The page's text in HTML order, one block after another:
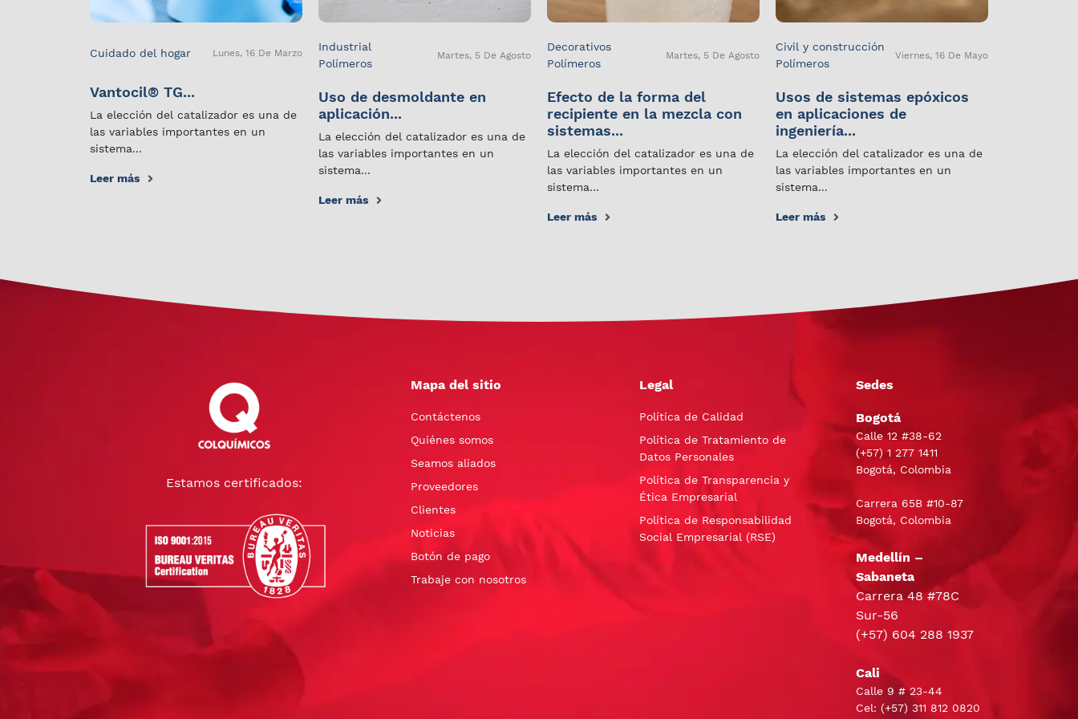
Cuidado del hogar Lunes, 16 De Marzo
Vantocil® TG...
La elección del catalizador es una de
las variables importantes en un
sistema...
Leer más
Industrial
Polímeros
Martes, 5 De Agosto
Uso de desmoldante en
aplicación...
La elección del catalizador es una de
las variables importantes en un
sistema...
Leer más
Decorativos
Polímeros
Martes, 5 De Agosto
Efecto de la forma del
recipiente en la mezcla con
sistemas...
La elección del catalizador es una de
las variables importantes en un
sistema...
Leer más
Civil y construcción
Polímeros
Viernes, 16 De Mayo
Usos de sistemas epóxicos
en aplicaciones de
ingeniería...
La elección del catalizador es una de
las variables importantes en un
sistema...
Leer más
Estamos certificados:
Mapa del sitio
Contáctenos
Quiénes somos
Seamos aliados
Proveedores
Clientes
Noticias
Botón de pago
Trabaje con nosotros
Legal
Política de Calidad
Política de Tratamiento de
Datos Personales
Política de Transparencia y
Ética Empresarial
Política de Responsabilidad
Social Empresarial (RSE)
Sedes
Bogotá
Calle 12 #38-62
(+57)1 277 1411
Bogotá, Colombia
Carrera 65B #10-87
Bogotá, Colombia
Medellín –
Sabaneta
Carrera 48 #78C
Sur-56
(+57) 604 288 1937
Cali
Calle 9 # 23-44
Cel: (+57) 311 812 0820